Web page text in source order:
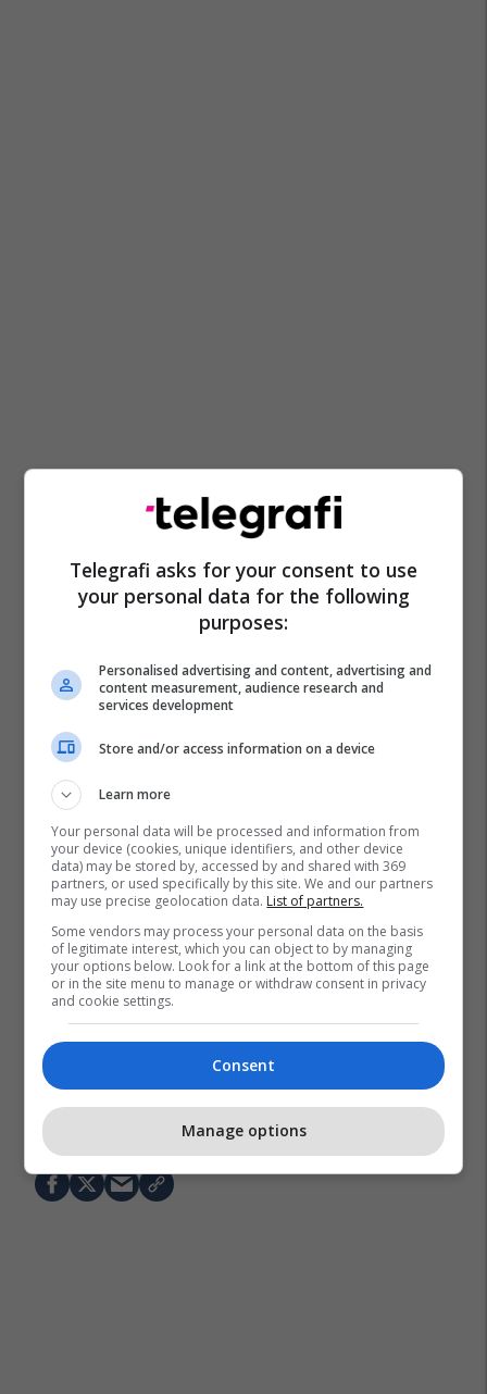
Fisnik Vejsa Morea Vejsa
Telegrafi asks for your consent to use
your personal data for the following
purposes:
Personalised advertising and content, advertising and
content measurement, audience research and
services development
Store and/or access information on a device
Learn more
Your personal data will be processed and information from
your device (cookies, unique identifiers, and other device
data) may be stored by, accessed by and shared with 369
partners, or used specifically by this site. We and our partners
may use precise geolocation data. List of partners.
Some vendors may process your personal data on the basis
of legitimate interest, which you can object to by managing
your options below. Look for a link at the bottom of this page
or in the site menu to manage or withdraw consent in privacy
and cookie settings.
Consent
Manage options